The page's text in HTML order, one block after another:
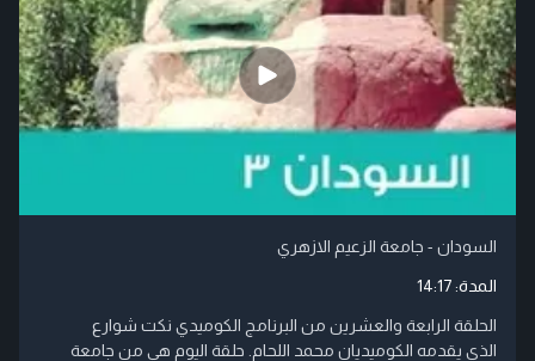
السودان - جامعة الزعيم الازهري
المدة:14:17
الحلقة الرابعة والعشرين من البرنامج الكوميدي نكت شوارع
الذي يقدمه الكوميديان محمد اللحام. حلقة اليوم هي من جامعة